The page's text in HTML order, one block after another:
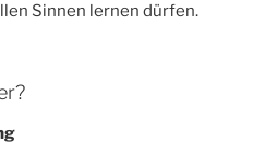
Sinnen lernen dürfen.